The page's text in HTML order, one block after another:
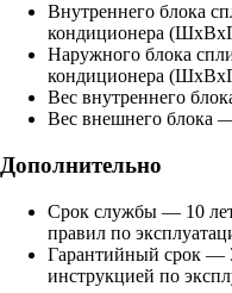
Внутреннего блока
кондиционера
Наружного блока
кондиционера
Вес внутреннего
Вес внешнего блока
Дополнительно
Срок службы — 10
правил по
Гарантийный срок —
инструкцией по